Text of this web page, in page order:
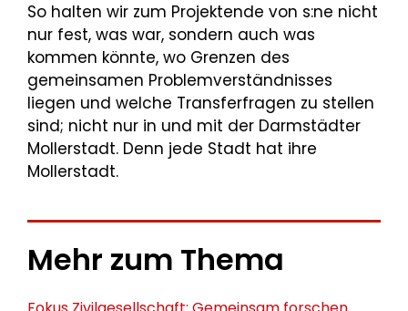
So halten wir zum Projektende von s:ne nicht
nur fest, was war, sondern auch was
kommen könnte, wo Grenzen des
gemeinsamen Problemverständnisses
liegen und welche Transferfragen zu stellen
sind; nicht nur in und mit der Darmstädter
Mollerstadt. Denn jede Stadt hat ihre
Mollerstadt.
Mehr zum Thema